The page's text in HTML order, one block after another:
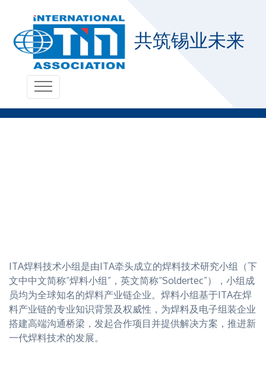
共筑锡业未来
ITA焊料技术小组是由ITA牵头成立的焊料技术研究小组（下
文中中文简称“焊料小组”，英文简称“Soldertec”），小组成
员均为全球知名的焊料产业链企业。焊料小组基于ITA在焊
料产业链的专业知识背景及权威性，为焊料及电子组装企业
搭建高端沟通桥梁，发起合作项目并提供解决方案，推进新
一代焊料技术的发展。